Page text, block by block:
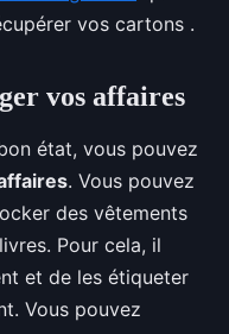
vos cartons .
vos affaires
état, vous pouvez
. Vous pouvez
des vêtements
Pour cela, il
et de les étiqueter
Vous pouvez